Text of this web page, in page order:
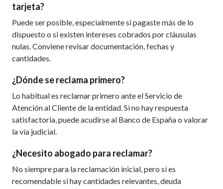
tarjeta?
Puede ser posible, especialmente si pagaste más de lo
dispuesto o si existen intereses cobrados por cláusulas
nulas. Conviene revisar documentación, fechas y
cantidades.
¿Dónde se reclama primero?
Lo habitual es reclamar primero ante el Servicio de
Atención al Cliente de la entidad. Si no hay respuesta
satisfactoria, puede acudirse al Banco de España o valorar
la vía judicial.
¿Necesito abogado para reclamar?
No siempre para la reclamación inicial, pero sí es
recomendable si hay cantidades relevantes, deuda